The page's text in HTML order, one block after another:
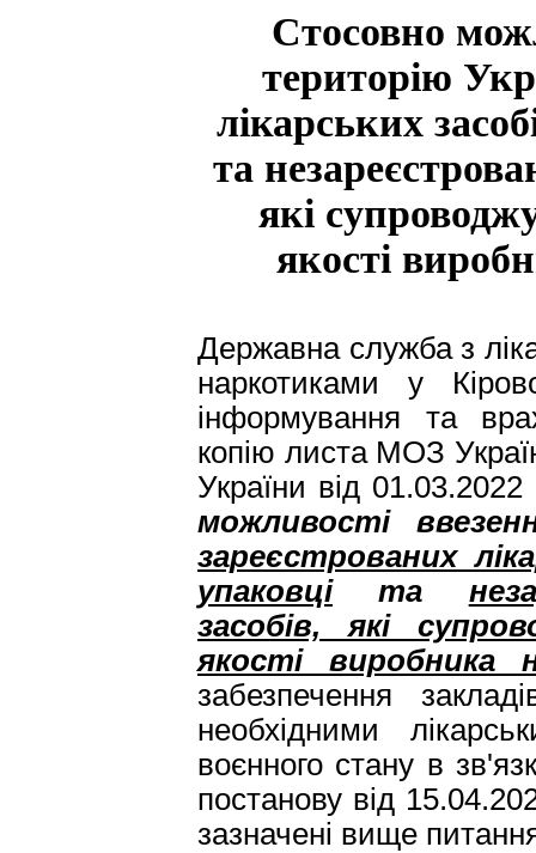
Стосовно
територію
лікарських
та
які
якості
Державна служба з
наркотиками у
інформування та
копію листа МОЗ
України від
можливості
зареєстрованих
упаковціта
засобів, які
якості
забезпечення
необхідними
воєнного стану в
постанову від
зазначені вище